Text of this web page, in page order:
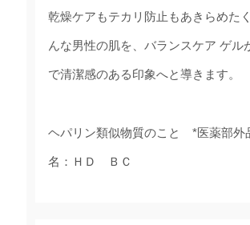
乾燥ケアもテカリ防止もあきらめた
んな男性の肌を、バランスケア ゲル
で清潔感のある印象へと導きます。
ヘパリン類似物質のこと *医薬部外
名：ＨＤ ＢＣ